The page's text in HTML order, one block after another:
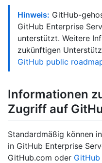
Hinweis: GitHub-
GitHub Enterprise
unterstützt. Weitere
zukünftigen
GitHub public
Informationen
Zugriff auf
Standardmäßig können
in GitHub Enterprise
GitHub.com oder